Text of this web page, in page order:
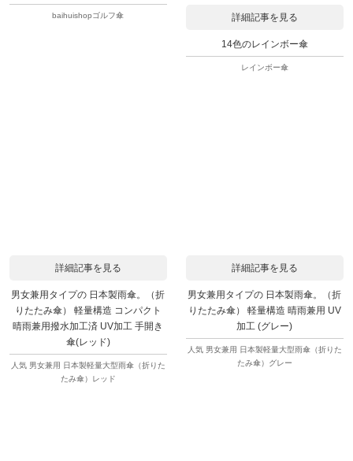
baihuishopゴルフ傘 詳細記事を見る
14色のレインボー傘
レインボー傘
詳細記事を見る
男女兼用タイプの 日本製雨傘。（折
りたたみ傘） 軽量構造 コンパクト
晴雨兼用撥水加工済 UV加工 手開き
傘(レッド)
人気 男女兼用 日本製軽量大型雨傘（折りた
たみ傘）レッド
詳細記事を見る
男女兼用タイプの 日本製雨傘。（折
りたたみ傘） 軽量構造 晴雨兼用 UV
加工 (グレー)
人気 男女兼用 日本製軽量大型雨傘（折りた
たみ傘）グレー